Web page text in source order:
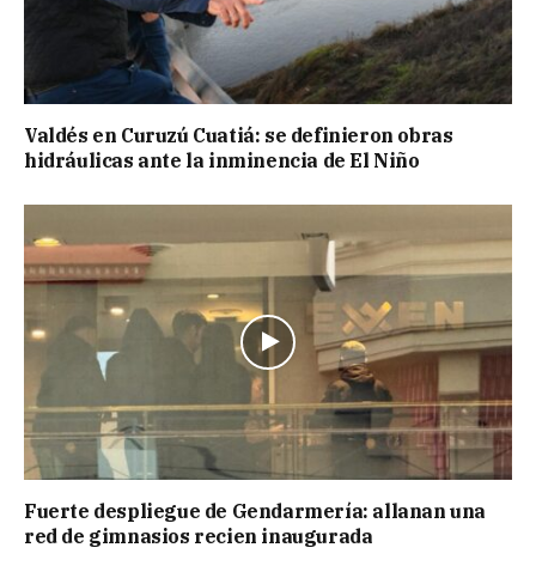
Valdés en Curuzú Cuatiá: se definieron obras
hidráulicas ante la inminencia de El Niño
Fuerte despliegue de Gendarmería: allanan una
red de gimnasios recien inaugurada